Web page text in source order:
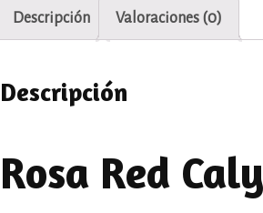
Descripción Valoraciones (0)
Descripción
Rosa Red